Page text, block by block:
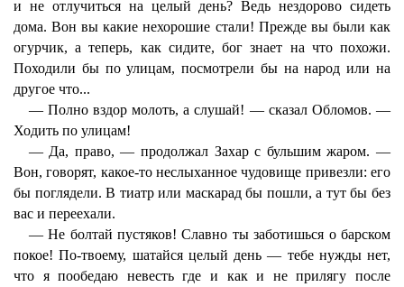
и не отлучиться на целый день? Ведь нездорово сидеть
дома. Вон вы какие нехорошие стали! Прежде вы были как
огурчик, а теперь, как сидите, бог знает на что похожи.
Походили бы по улицам, посмотрели бы на народ или на
другое что...
— Полно вздор молоть, а слушай! — сказал Обломов. —
Ходить по улицам!
— Да, право, — продолжал Захар с бульшим жаром. —
Вон, говорят, какое-то неслыханное чудовище привезли: его
бы поглядели. В тиатр или маскарад бы пошли, а тут бы без
вас и переехали.
— Не болтай пустяков! Славно ты заботишься о барском
покое! По-твоему, шатайся целый день — тебе нужды нет,
что я пообедаю невесть где и как и не прилягу после